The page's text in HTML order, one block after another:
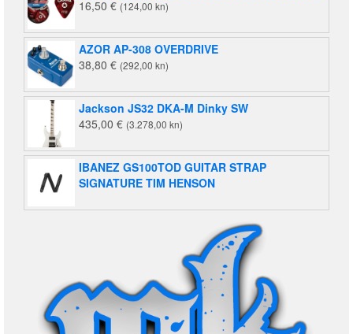
16,50 € (124,00 kn)
AZOR AP-308 OVERDRIVE
38,80 € (292,00 kn)
Jackson JS32 DKA-M Dinky SW
435,00 € (3.278,00 kn)
IBANEZ GS100TOD GUITAR STRAP
SIGNATURE TIM HENSON